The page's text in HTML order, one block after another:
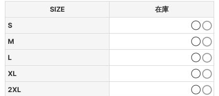
SIZE
在庫
S
◯
M
◯
L
◯
XL
◯
2XL
◯